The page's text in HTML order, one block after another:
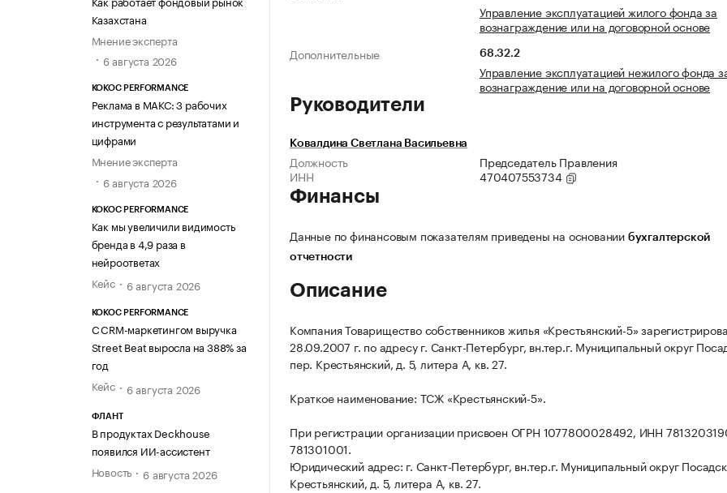
Казахстана
Мнение эксперта
6 августа 2026
KOKOC PERFORMANCE
Реклама в МАКС: 3 рабочих
инструмента с результатами и
цифрами
Мнение эксперта
6 августа 2026
KOKOC PERFORMANCE
Как мы увеличили видимость
бренда в 4,9 раза в
нейроответах
Кейс
6 августа 2026
KOKOC PERFORMANCE
С CRM-маркетингом выручка
Street Beat выросла на 388% за
год
Кейс
6 августа 2026
ФЛАНТ
В продуктах Deckhouse
появился ИИ-ассистент
Новость
6 августа 2026
Управление эксплуатацией жилого фонда за
вознаграждение или на договорной основе
Дополнительные
68.32.2
Управление эксплуатацией нежилого фонда
вознаграждение или на договорной основе
Руководители
Ковалдина Светлана Васильевна
Должность
Председатель Правления
ИНН
470407553734
Финансы
Данные по финансовым показателям приведены на основании бухгалтерской
отчетности
Описание
Компания Товарищество собственников жилья «Крестьянский-5»
28.09.2007 г. по адресу г. Санкт-Петербург, вн.тер.г. Муниципальный округ
пер. Крестьянский, д. 5, литера А, кв. 27.
Краткое наименование: ТСЖ «Крестьянский-5».
При регистрации организации присвоен ОГРН 1077800028492, ИНН
781301001.
Юридический адрес: г. Санкт-Петербург, вн.тер.г. Муниципальный округ
Крестьянский, д. 5, литера А, кв. 27.